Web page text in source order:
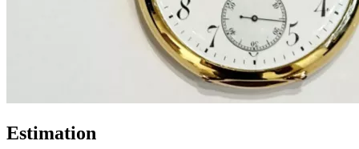
Estimation